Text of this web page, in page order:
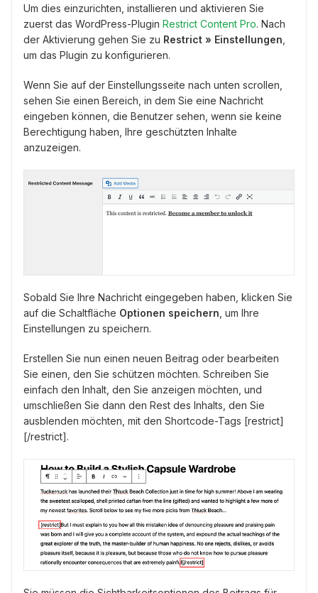
Um dies einzurichten, installieren und aktivieren Sie
zuerst das WordPress-Plugin Restrict Content Pro. Nach
der Aktivierung gehen Sie zu Restrict » Einstellungen
um das Plugin zu konfigurieren.
Wenn Sie auf der Einstellungsseite nach unten scrollen,
sehen Sie einen Bereich, in dem Sie eine Nachricht
eingeben können, die Benutzer sehen, wenn sie keine
Berechtigung haben, Ihre geschützten Inhalte
anzuzeigen.
Sobald Sie Ihre Nachricht eingegeben haben, klicken Sie
auf die Schaltfläche Optionen speichern , um Ihre
Einstellungen zu speichern.
Erstellen Sie nun einen neuen Beitrag oder bearbeiten
Sie einen, den Sie schützen möchten. Schreiben Sie
einfach den Inhalt, den Sie anzeigen möchten, und
umschließen Sie dann den Rest des Inhalts, den Sie
ausblenden möchten, mit den Shortcode-Tags [restrict]
[/restrict].